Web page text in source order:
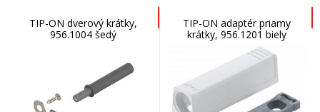
TIP-ON dverový krátky,
956.1004 šedý
TIP-ON adaptér priamy
krátky, 956.1201 biely